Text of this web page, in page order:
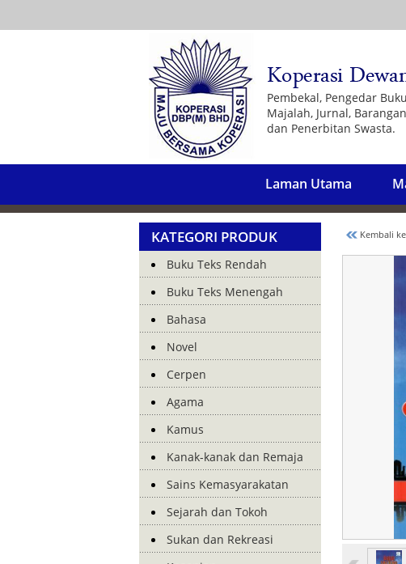
Pembekal, Pengedar
Majalah, Jurnal,
dan Penerbitan Swasta.
Laman Utama
KATEGORI PRODUK
Buku Teks Rendah
Buku Teks Menengah
Bahasa
Novel
Cerpen
Agama
Kamus
Kanak-kanak dan Remaja
Sains Kemasyarakatan
Sejarah dan Tokoh
Sukan dan Rekreasi
Kembali